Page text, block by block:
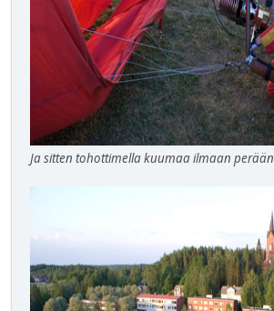
Ja sitten tohottimella kuumaa ilmaan perään